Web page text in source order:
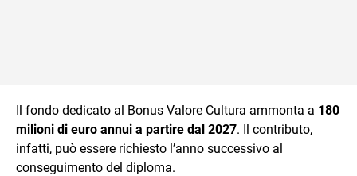
Il fondo dedicato al Bonus Valore Cultura ammonta a 180
milioni di euro annui a partire dal 2027. Il contributo,
infatti, può essere richiesto l’anno successivo al
conseguimento del diploma.